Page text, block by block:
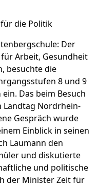
die Politik
Der
Arbeit, Gesundheit
besuchte die
8 und 9
Das beim Besuch
Landtag Nordrhein-
Gespräch wurde
Einblick in seinen
Laumann den
und diskutierte
und politische
der Minister Zeit für